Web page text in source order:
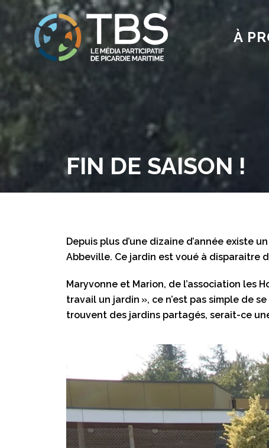
À
FIN DE SAISON !
Depuis plus d’une dizaine d’année
Abbeville. Ce jardin est voué à disparaitre
Maryvonne et Marion, de l’association les
travail un jardin », ce n’est pas simple de
trouvent des jardins partagés, serait-ce